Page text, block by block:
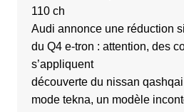
110 ch
Audi annonce une réduction
du Q4 e-tron : attention, des
s’appliquent
découverte du nissan
mode tekna, un modèle